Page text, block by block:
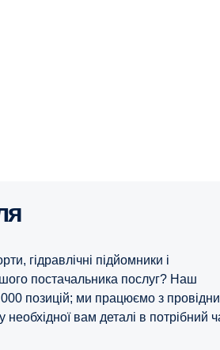
гідравлічні підйомники і
постачальника послуг? Наш
позицій; ми працюємо з
вам деталі в потрібний